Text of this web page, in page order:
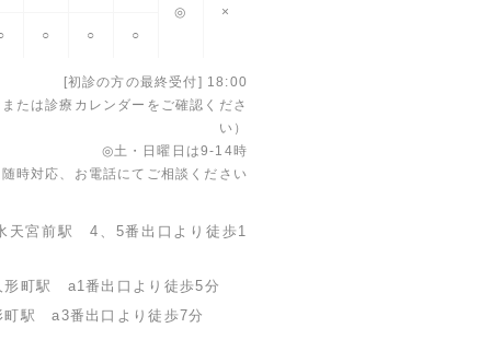
◎
×
○ ○ ○
[初診の方の最終受付] 18:00
たは診療カレンダーをご確認くださ
い）
◎土・日曜日は9-14時
時対応、お電話にてご相談ください
天宮前駅4、5番出口より徒歩1
形町駅 a1番出口より徒歩5分
町駅a3番出口より徒歩7分